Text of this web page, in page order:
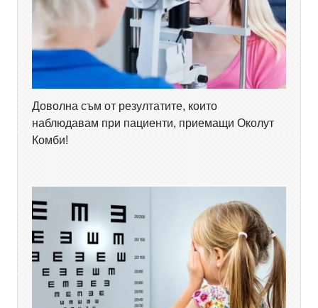
Доволна съм от резултатите, които
наблюдавам при пациенти, приемащи Околут
Комби!